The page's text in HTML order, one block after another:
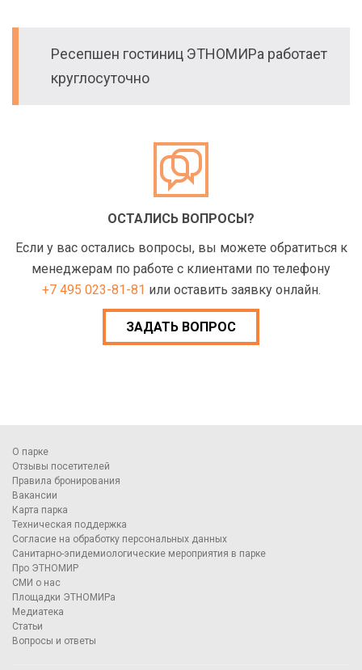
Ресепшен гостиниц ЭТНОМИРа работает
круглосуточно
ОСТАЛИСЬ ВОПРОСЫ?
Если у вас остались вопросы, вы можете обратиться к
менеджерам по работе с клиентами по телефону
+7 495 023-81-81 или оставить заявку онлайн.
ЗАДАТЬ ВОПРОС
О парке
Отзывы посетителей
Правила бронирования
Вакансии
Карта парка
Техническая поддержка
Согласие на обработку персональных данных
Санитарно-эпидемиологические мероприятия в парке
Про ЭТНОМИР
СМИ о нас
Площадки ЭТНОМИРа
Медиатека
Статьи
Вопросы и ответы